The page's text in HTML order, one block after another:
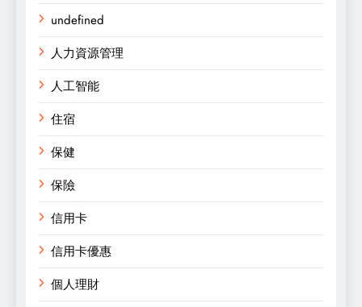
undefined
人力資源管理
人工智能
住宿
保健
保險
信用卡
信用卡優惠
個人理財